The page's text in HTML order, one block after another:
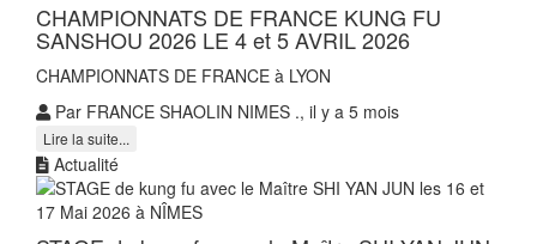
CHAMPIONNATS DE FRANCE KUNG FU
SANSHOU 2026 LE 4 et 5 AVRIL 2026
CHAMPIONNATS DE FRANCE à LYON
Par FRANCE SHAOLIN NIMES ., il y a 5 mois
Lire la suite...
Actualité